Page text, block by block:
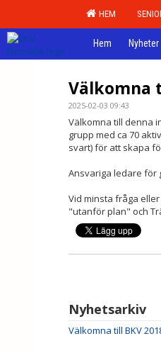
HEM
Hem Nyheter
Välkomna
2025-02-03 09:43
Välkomna till denna
grupp med ca 70
svart) för att skapa
Ansvariga ledare för
Vid minsta fråga
"utanför plan" och
Nyhetsarkiv
Välkomna till BKV